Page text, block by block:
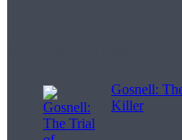
Gosnell:
Killer